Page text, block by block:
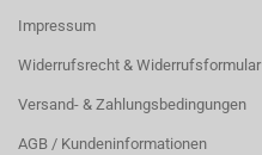
Impressum
Widerrufsrecht & Widerrufsformular
Versand- & Zahlungsbedingungen
AGB / Kundeninformationen